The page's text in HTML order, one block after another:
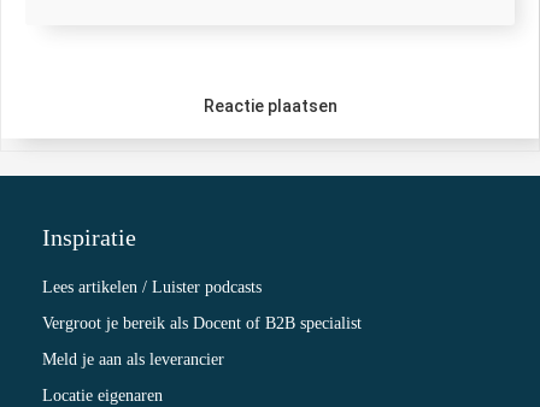
Reactie plaatsen
Inspiratie
Lees artikelen / Luister podcasts
Vergroot je bereik als Docent of B2B specialist
Meld je aan als leverancier
Locatie eigenaren